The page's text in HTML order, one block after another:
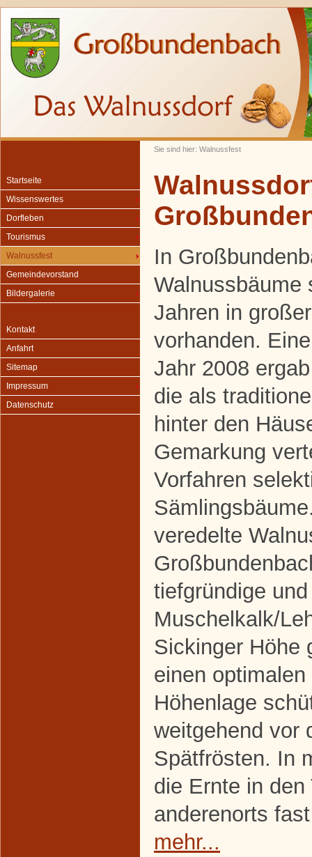
Sie sind hier: Walnussfest
Startseite
Wissenswertes
Dorfleben
Tourismus
Walnussfest
Gemeindevorstand
Bildergalerie
Kontakt
Anfahrt
Sitemap
Impressum
Datenschutz
In
Walnussbäume
Jahren in
vorhanden.
Jahr 2008
die als
hinter den
Gemarkung
Vorfahren
veredelte
tiefgründige
Muschelkalk/
Sickinger Höhe
einen
Höhenlage
weitgehend vor
Spätfrösten. In
die Ernte in den
anderenorts
mehr...